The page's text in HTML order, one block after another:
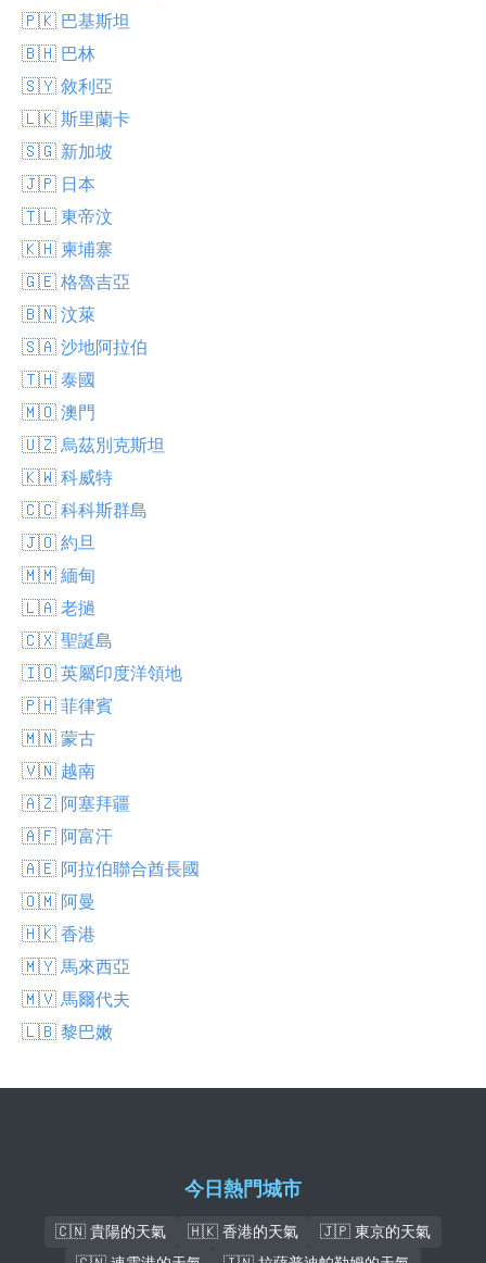
🇵🇰 巴基斯坦
🇧🇭 巴林
🇸🇾 敘利亞
🇱🇰 斯里蘭卡
🇸🇬 新加坡
🇯🇵 日本
🇹🇱 東帝汶
🇰🇭 柬埔寨
🇬🇪 格魯吉亞
🇧🇳 汶萊
🇸🇦 沙地阿拉伯
🇹🇭 泰國
🇲🇴 澳門
🇺🇿 烏茲別克斯坦
🇰🇼 科威特
🇨🇨 科科斯群島
🇯🇴 約旦
🇲🇲 緬甸
🇱🇦 老撾
🇨🇽 聖誕島
🇮🇴 英屬印度洋領地
🇵🇭 菲律賓
🇲🇳 蒙古
🇻🇳 越南
🇦🇿 阿塞拜疆
🇦🇫 阿富汗
🇦🇪 阿拉伯聯合酋長國
🇴🇲 阿曼
🇭🇰 香港
🇲🇾 馬來西亞
🇲🇻 馬爾代夫
🇱🇧 黎巴嫩
今日熱門城市
🇨🇳 貴陽的天氣 🇭🇰 香港的天氣
🇯🇵 東京的天氣